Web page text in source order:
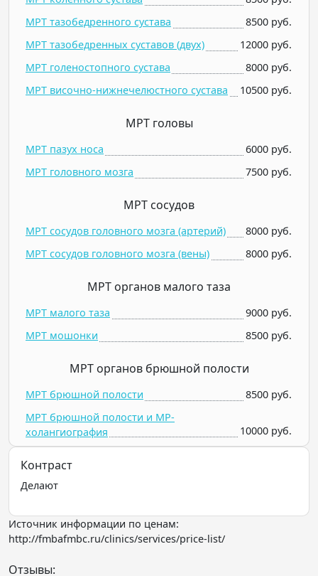
МРТ тазобедренного сустава
8500 руб.
МРТ тазобедренных суставов (двух)
12000 руб.
МРТ голеностопного сустава
8000 руб.
МРТ височно-нижнечелюстного сустава
10500 руб.
МРТ головы
МРТ пазух носа
6000 руб.
МРТ головного мозга
7500 руб.
МРТ сосудов
МРТ сосудов головного мозга (артерий)
8000 руб.
МРТ сосудов головного мозга (вены)
8000 руб.
МРТ органов малого таза
МРТ малого таза
9000 руб.
МРТ мошонки
8500 руб.
МРТ органов брюшной полости
МРТ брюшной полости
8500 руб.
МРТ брюшной полости и МР-
холангиография
10000 руб.
Контраст
Делают
Источник информации по ценам:
http://fmbafmbc.ru/clinics/services/price-list/
Отзывы: